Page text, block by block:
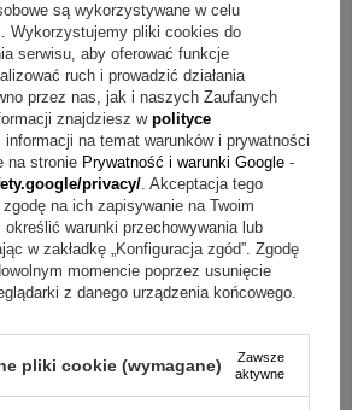
z Twoją dedykacją i/lub zdjęciem
na pierwszy ząbek
grawer w cenie?Odpowiedź:
grawer: imię dziecka, waga, wzrost,
jest napis na grzechotce?
w technice grawerowania
napis jest trwały i nie ściera się.
wartości do graweru wzrostu i wagi?
są wykorzystywane w celu
Wykorzystujemy pliki cookies do
serwisu, aby oferować funkcje
ruch i prowadzić działania
przez nas, jak i naszych Zaufanych
znajdziesz w polityce
informacji na temat warunków i prywatności
na stronie Prywatność i warunki Google -
privacy/. Akceptacja tego
na ich zapisywanie na Twoim
warunki przechowywania lub
w zakładkę „Konfiguracja zgód”. Zgodę
momencie poprzez usunięcie
z danego urządzenia końcowego.
pliki cookie (wymagane)
Zawsze
aktywne